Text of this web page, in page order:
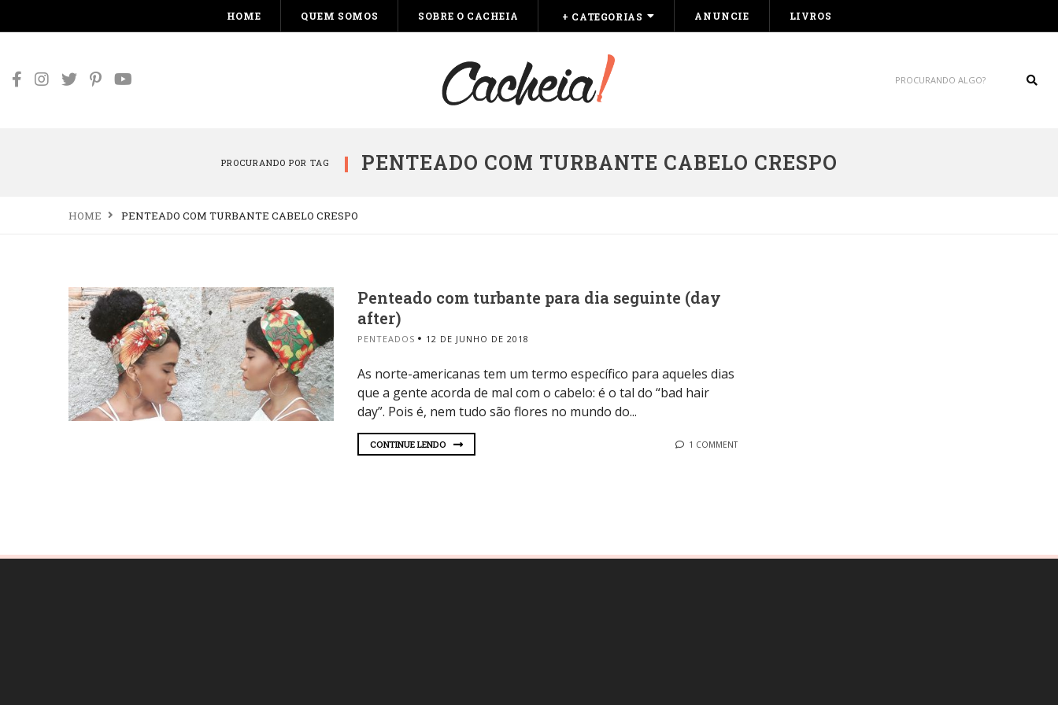
HOME QUEM SOMOS SOBRE O CACHEIA + CATEGORIAS ANUNCIE LIVROS
PROCURANDO POR TAG PENTEADO COM TURBANTE CABELO CRESPO
HOME PENTEADO COM TURBANTE CABELO CRESPO
Penteado com turbante para dia seguinte (day
after)
PENTEADOS 12 DE JUNHO DE 2018
As norte-americanas tem um termo específico para aqueles dias
que a gente acorda de mal com o cabelo: é o tal do “bad hair
day”. Pois é, nem tudo são flores no mundo do...
CONTINUE LENDO 1 COMMENT